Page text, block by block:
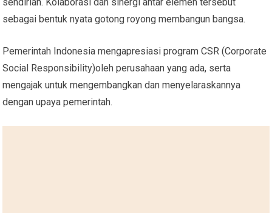
sebagai bentuk nyata gotong royong membangun bangsa.
Pemerintah Indonesia mengapresiasi program CSR (Corporate
Social Responsibility)oleh perusahaan yang ada, serta
mengajak untuk mengembangkan dan menyelaraskannya
dengan upaya pemerintah.